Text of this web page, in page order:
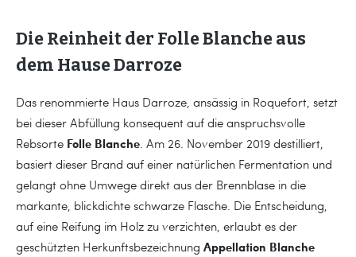
Die Reinheit der Folle Blanche aus
dem Hause Darroze
Das renommierte Haus Darroze, ansässig in Roquefort, setzt
bei dieser Abfüllung konsequent auf die anspruchsvolle
Rebsorte Folle Blanche. Am 26. November 2019 destilliert,
basiert dieser Brand auf einer natürlichen Fermentation und
gelangt ohne Umwege direkt aus der Brennblase in die
markante, blickdichte schwarze Flasche. Die Entscheidung,
auf eine Reifung im Holz zu verzichten, erlaubt es der
geschützten Herkunftsbezeichnung Appellation Blanche